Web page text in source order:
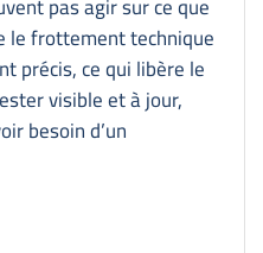
le frottement technique
précis, ce qui libère le
visible et à jour,
besoin d’un